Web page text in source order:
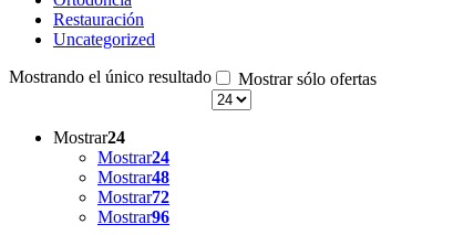
Restauración
Uncategorized
Mostrando el único resultado
Mostrar sólo ofertas
Mostrar24
Mostrar24
Mostrar48
Mostrar72
Mostrar96